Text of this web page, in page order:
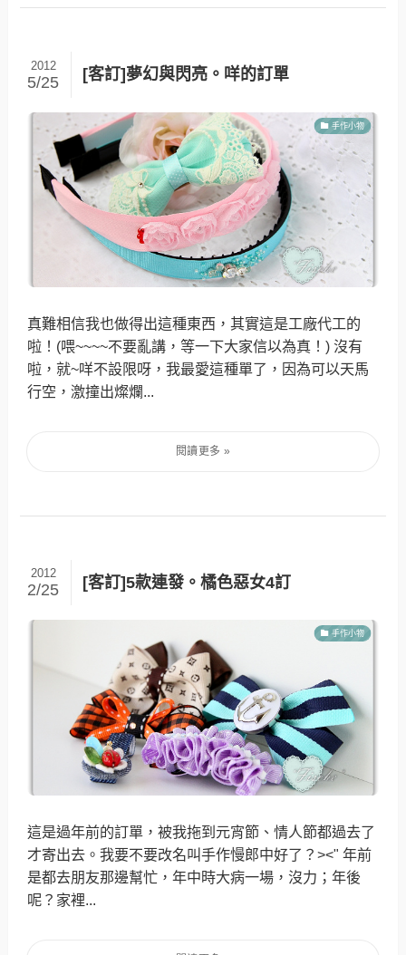
[客訂]夢幻與閃亮。咩的訂單
2012
5/25
手作小物
真難相信我也做得出這種東西，其實這是工廠代工的
啦！(喂~~~~不要亂講，等一下大家信以為真！) 沒有
啦，就~咩不設限呀，我最愛這種單了，因為可以天馬
行空，激撞出燦爛...
[客訂]5款連發。橘色惡女4訂
2012
2/25
手作小物
這是過年前的訂單，被我拖到元宵節、情人節都過去了
才寄出去。我要不要改名叫手作慢郎中好了？><" 年前
是都去朋友那邊幫忙，年中時大病一場，沒力；年後
呢？家裡...